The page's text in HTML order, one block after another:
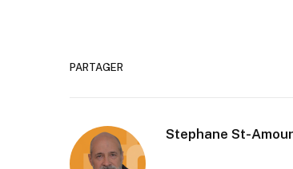
PARTAGER
Stephane St-